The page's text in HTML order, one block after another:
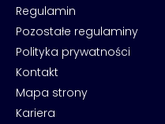
Regulamin
Pozostałe regulaminy
Polityka prywatności
Kontakt
Mapa strony
Kariera